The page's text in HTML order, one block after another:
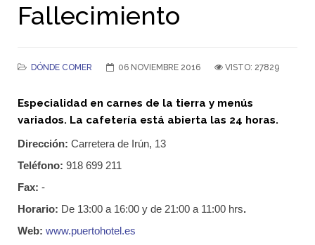
Fallecimiento
DÓNDE COMER 06 NOVIEMBRE 2016 VISTO: 27829
Especialidad en carnes de la tierra y menús
variados. La cafetería está abierta las 24 horas.
Dirección: Carretera de Irún, 13
Teléfono: 918 699 211
Fax: -
Horario: De 13:00 a 16:00 y de 21:00 a 11:00 hrs.
Web: www.puertohotel.es